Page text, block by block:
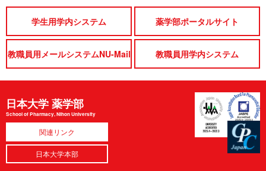
学生用学内システム 薬学部ポータルサイト
教職員用メールシステムNU-Mail 教職員用学内システム
日本大学 薬学部
School of Pharmacy, Nihon University
関連リンク
日本大学本部